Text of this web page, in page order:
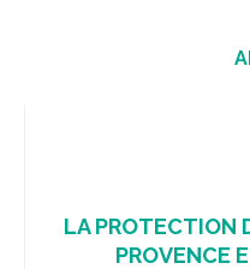
LA PROTECTION
PROVENCE